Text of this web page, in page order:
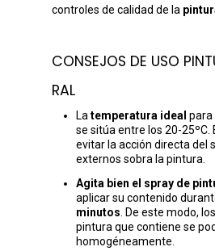
controles de calidad de la
CONSEJOS DE USO
RAL
Latemperatura ideal para
se sitúa entre los 20-25ºC.
evitar la acción directa del
externos sobra la pintura.
Agita bien el spray de
aplicar su contenido
minutos . De este modo,
pintura que contiene se
homogéneamente.